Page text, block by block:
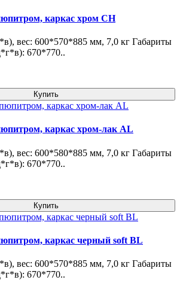
каркас хром CH
вес: 600*570*885 мм, 7,0 кг Габариты
670*770..
Купить
каркас хром-лак AL
вес: 600*580*885 мм, 7,0 кг Габариты
670*770..
Купить
каркас черный soft BL
вес: 600*570*885 мм, 7,0 кг Габариты
670*770..